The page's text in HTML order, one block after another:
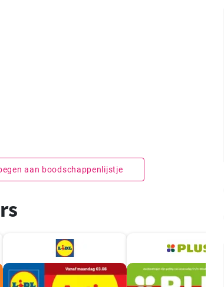
aan boodschappenlijstje